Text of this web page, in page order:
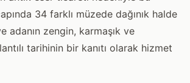
34 farklı müzede dağınık halde
adanın zengin, karmaşık ve
tarihinin bir kanıtı olarak hizmet